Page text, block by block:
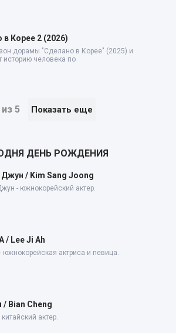
в Корее 2 (2026)
дорамы "Сделано в Корее" (2025) и
историю человека по
из 5 Показать еще
ДЕНЬ РОЖДЕНИЯ
/ Kim Sang Joong
- южнокорейский актер.
/ Lee Ji Ah
актриса и певица.
/ Bian Cheng
актер.